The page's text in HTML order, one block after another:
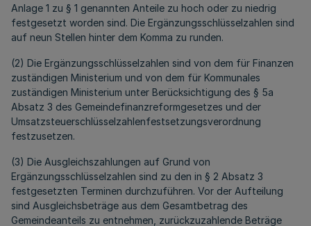
Anlage 1 zu § 1 genannten Anteile zu hoch oder zu niedrig
festgesetzt worden sind. Die Ergänzungsschlüsselzahlen sind
auf neun Stellen hinter dem Komma zu runden.
(2) Die Ergänzungsschlüsselzahlen sind von dem für Finanzen
zuständigen Ministerium und von dem für Kommunales
zuständigen Ministerium unter Berücksichtigung des § 5a
Absatz 3 des Gemeindefinanzreformgesetzes und der
Umsatzsteuerschlüsselzahlenfestsetzungsverordnung
festzusetzen.
(3) Die Ausgleichszahlungen auf Grund von
Ergänzungsschlüsselzahlen sind zu den in § 2 Absatz 3
festgesetzten Terminen durchzuführen. Vor der Aufteilung
sind Ausgleichsbeträge aus dem Gesamtbetrag des
Gemeindeanteils zu entnehmen, zurückzuzahlende Beträge